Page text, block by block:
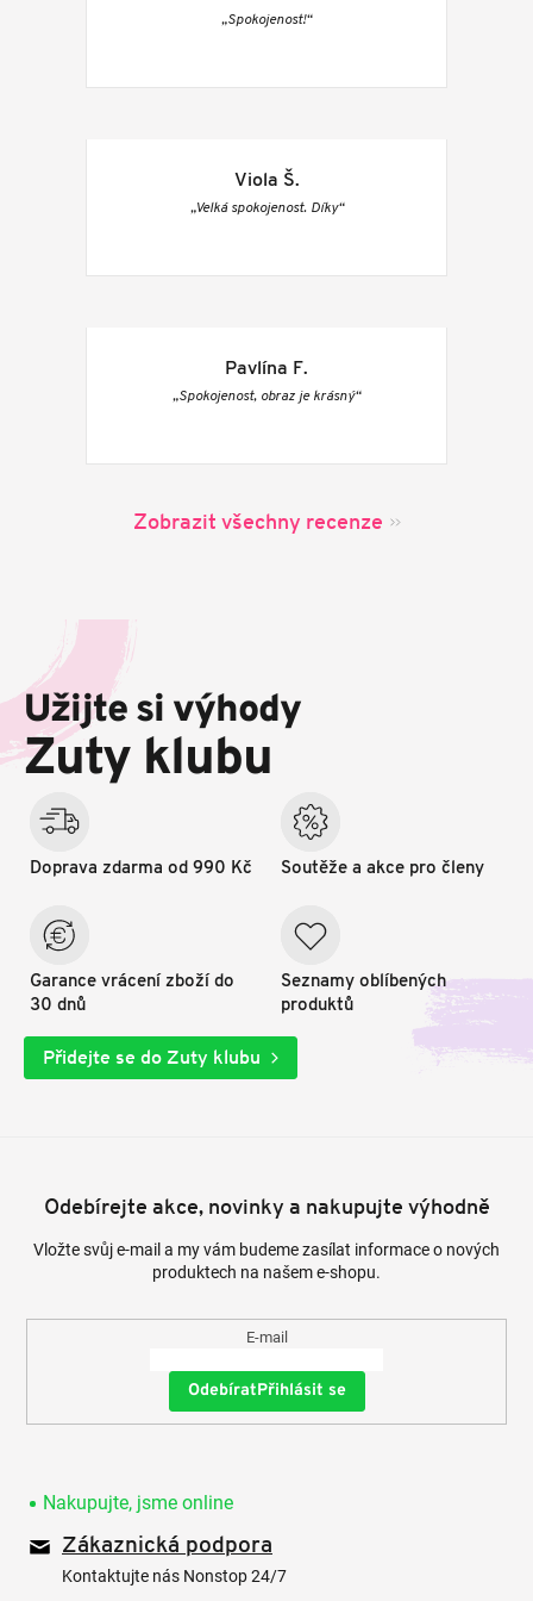
„Spokojenost!“
Viola Š.
„Velká spokojenost. Díky“
Pavlína F.
„Spokojenost, obraz je krásný“
Zobrazit všechny recenze
a
í
Užijte si výhody
Zuty klubu
Doprava zdarma od 990 Kč
Garance vrácení zboží do
30 dnů
Soutěže a akce pro členy
Seznamy oblíbených
produktů
Přidejte se do Zuty klubu
Odebírejte akce, novinky a nakupujte výhodně
Vložte svůj e-mail a my vám budeme zasílat informace o nových
produktech na našem e-shopu.
E-mail
Přihlásit se
Nakupujte, jsme online
Zákaznická podpora
Kontaktujte nás Nonstop 24/7